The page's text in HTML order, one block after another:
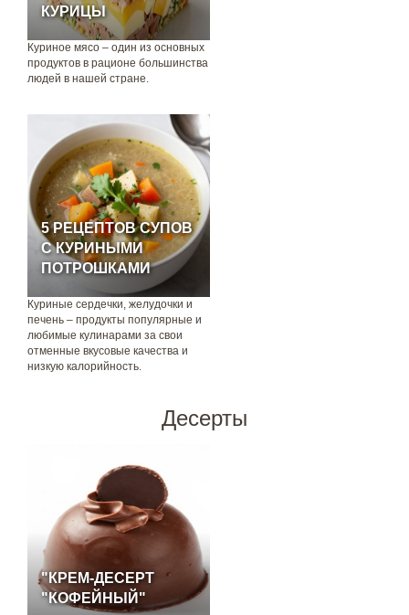
КУРИЦЫ
Куриное мясо – один из основных
продуктов в рационе большинства
людей в нашей стране.
5 РЕЦЕПТОВ СУПОВ
С КУРИНЫМИ
ПОТРОШКАМИ
Куриные сердечки, желудочки и
печень – продукты популярные и
любимые кулинарами за свои
отменные вкусовые качества и
низкую калорийность.
Десерты
"КРЕМ-ДЕСЕРТ
"КОФЕЙНЫЙ"